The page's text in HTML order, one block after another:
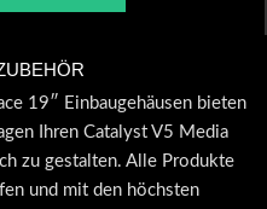
19″ Einbaugehäusen bieten
Ihren Catalyst V5 Media
zu gestalten. Alle Produkte
und mit den höchsten